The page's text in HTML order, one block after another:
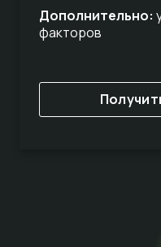
Дополнительно:
факторов